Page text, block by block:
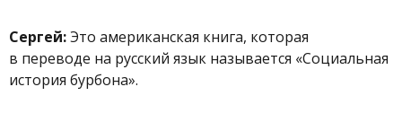
Сергей:Это американская книга, которая
в переводе на русский язык называется «Социальная
история бурбона».